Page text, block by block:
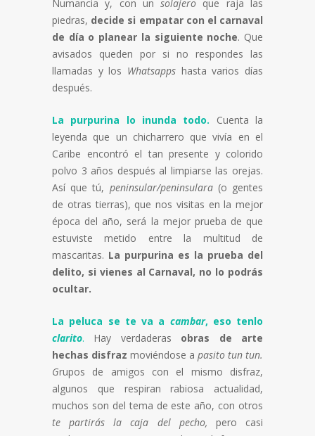
Numancia y, con unsolajero que raja las
piedras, decide si empatar con el carnaval
de día o planear la siguiente noche. Que
avisados queden por si no respondes las
llamadas y los Whatsapps hasta varios días
después.
La purpurina lo inunda todo. Cuenta la
leyenda que un chicharrero que vivía en el
Caribe encontró el tan presente y colorido
polvo 3 años después al limpiarse las orejas.
Así que tú, peninsular/peninsulara(o gentes
de otras tierras), que nos visitas en la mejor
época del año, será la mejor prueba de que
estuviste metido entre la multitud de
mascaritas. La purpurina es la prueba del
delito, si vienes al Carnaval, no lo podrás
ocultar.
La peluca se te va a cambar, eso tenlo
clarito. Hay verdaderas obras de arte
hechas disfraz moviéndose a pasito tun tun.
Grupos de amigos con el mismo disfraz,
algunos que respiran rabiosa actualidad,
muchos son del tema de este año, con otros
te partirás la caja del pecho, pero casi